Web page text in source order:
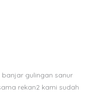
gulingan sanur
rekan2 kami sudah